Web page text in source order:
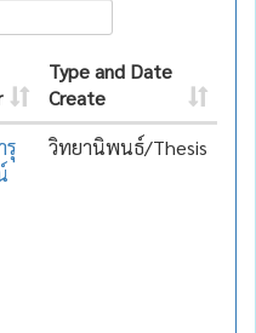
Type and Date
Create
รุ
วิทยานิพนธ์/Thesis